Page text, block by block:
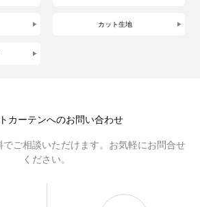
カット生地
カーテンへのお問い合わせ
でご相談いただけます。お気軽にお問合せ
ください。